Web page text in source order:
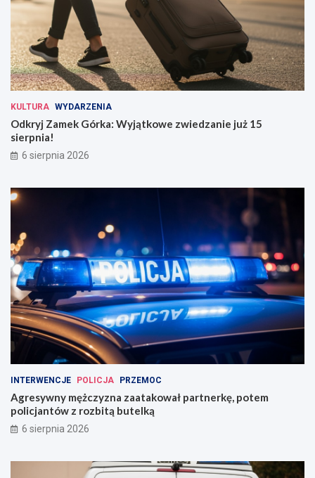
KULTURA WYDARZENIA
Odkryj Zamek Górka: Wyjątkowe zwiedzanie już 15
sierpnia!
6 sierpnia 2026
INTERWENCJE POLICJA PRZEMOC
Agresywny mężczyzna zaatakował partnerkę, potem
policjantów z rozbitą butelką
6 sierpnia 2026